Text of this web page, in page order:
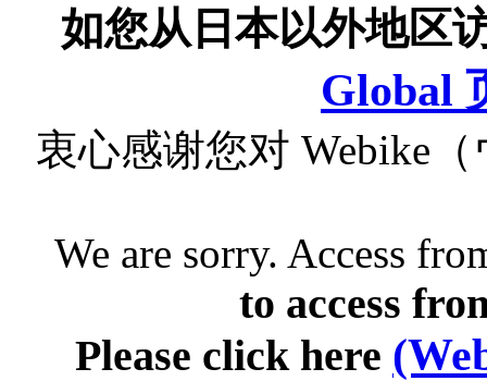
如您从日本以外地区
Global
衷心感谢您对 Webike
We are sorry. Access
to access
Please click here